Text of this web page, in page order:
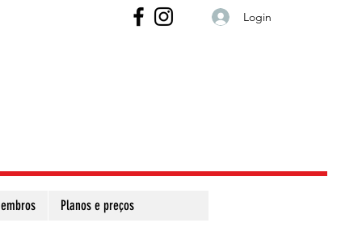
Login
Planos e preços